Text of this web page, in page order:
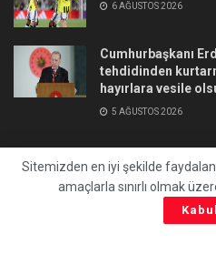
6 AĞUSTOS 2026
Cumhurbaşkanı
tehdidinden
hayırlara vesile
5 AĞUSTOS 2026
Site
Sitemizden en iyi şekilde
amaçlarla sınırlı olmak